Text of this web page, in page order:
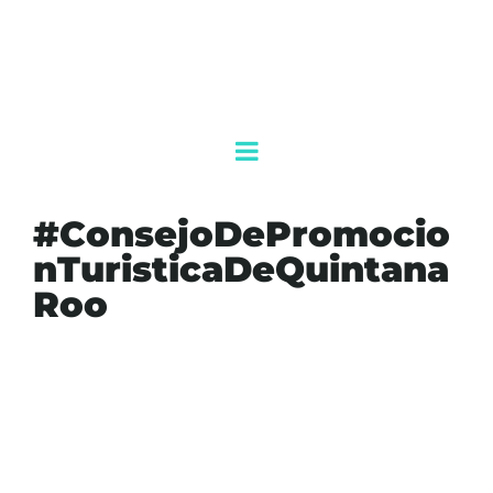
#ConsejoDePromocio
nTuristicaDeQuintana
Roo